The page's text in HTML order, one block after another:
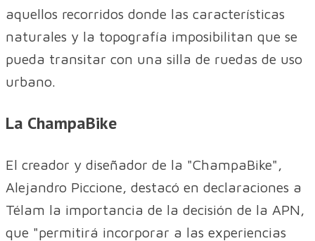
aquellos recorridos donde las características
naturales y la topografía imposibilitan que se
pueda transitar con una silla de ruedas de uso
urbano.
La ChampaBike
El creador y diseñador de la "ChampaBike",
Alejandro Piccione, destacó en declaraciones a
Télam la importancia de la decisión de la APN,
que "permitirá incorporar a las experiencias